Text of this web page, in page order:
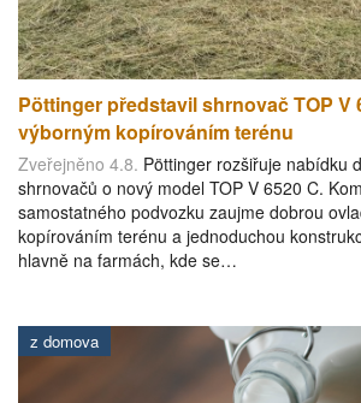
Pöttinger představil shrnovač TOP V
výborným kopírováním terénu
Zveřejněno 4.8. Pöttinger rozšiřuje nabídku
shrnovačů o nový model TOP V 6520 C.
samostatného podvozku zaujme dobrou
kopírováním terénu a jednoduchou
hlavně na farmách, kde se…
z domova